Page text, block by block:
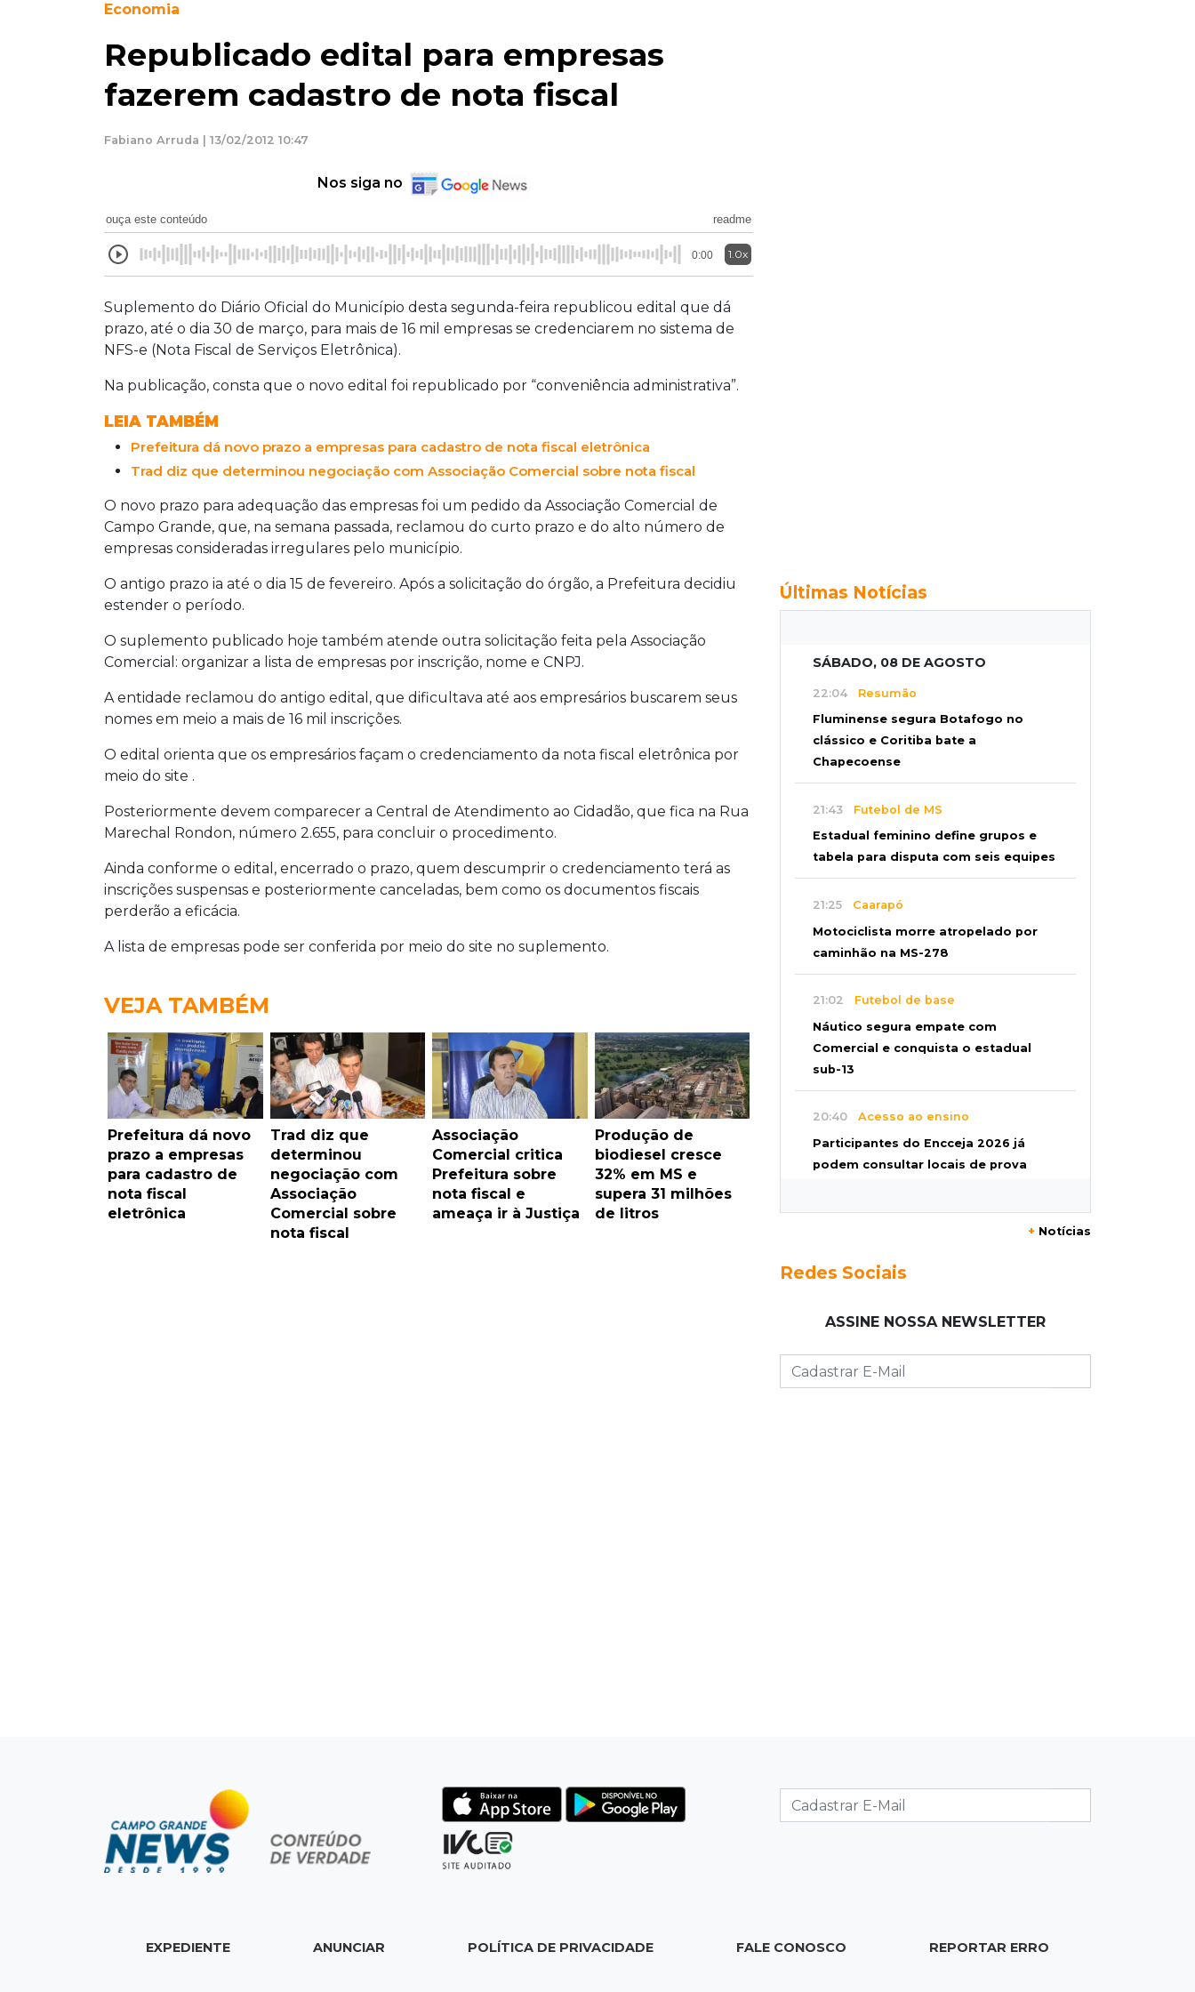
Economia
Republicado edital para empresas
fazerem cadastro de nota fiscal
Fabiano Arruda | 13/02/2012 10:47
Nos siga no
ouça este conteúdo readme
0:00 1.0x
Suplemento do Diário Oficial do Município desta segunda-feira republicou edital que dá
prazo, até o dia 30 de março, para mais de 16 mil empresas se credenciarem no sistema de
NFS-e (Nota Fiscal de Serviços Eletrônica).
Na publicação, consta que o novo edital foi republicado por “conveniência administrativa”.
LEIA TAMBÉM
Prefeitura dá novo prazo a empresas para cadastro de nota fiscal eletrônica
Trad diz que determinou negociação com Associação Comercial sobre nota fiscal
O novo prazo para adequação das empresas foi um pedido da Associação Comercial de
Campo Grande, que, na semana passada, reclamou do curto prazo e do alto número de
empresas consideradas irregulares pelo município.
O antigo prazo ia até o dia 15 de fevereiro. Após a solicitação do órgão, a Prefeitura decidiu
estender o período.
O suplemento publicado hoje também atende outra solicitação feita pela Associação
Comercial: organizar a lista de empresas por inscrição, nome e CNPJ.
A entidade reclamou do antigo edital, que dificultava até aos empresários buscarem seus
nomes em meio a mais de 16 mil inscrições.
O edital orienta que os empresários façam o credenciamento da nota fiscal eletrônica por
meio do site .
Posteriormente devem comparecer a Central de Atendimento ao Cidadão, que fica na Rua
Marechal Rondon, número 2.655, para concluir o procedimento.
Ainda conforme o edital, encerrado o prazo, quem descumprir o credenciamento terá as
inscrições suspensas e posteriormente canceladas, bem como os documentos fiscais
perderão a eficácia.
A lista de empresas pode ser conferida por meio do site no suplemento.
VEJA TAMBÉM
Prefeitura dá novo
prazo a empresas
para cadastro de
nota fiscal
eletrônica
Trad diz que
determinou
negociação com
Associação
Comercial sobre
nota fiscal
Associação
Comercial critica
Prefeitura sobre
nota fiscal e
ameaça ir à Justiça
Produção de
biodiesel cresce
32% em MS e
supera 31 milhões
de litros
Últimas Notícias
SÁBADO, 08 DE AGOSTO
22:04 Resumão
Fluminense segura Botafogo no
clássico e Coritiba bate a
Chapecoense
21:43 Futebol de MS
Estadual feminino define grupos e
tabela para disputa com seis equipes
21:25 Caarapó
Motociclista morre atropelado por
caminhão na MS-278
21:02 Futebol de base
Náutico segura empate com
Comercial e conquista o estadual
sub-13
20:40 Acesso ao ensino
Participantes do Encceja 2026 já
podem consultar locais de prova
20:29Pedro Gomes
jogo que vale acesso inédito à Série
A2
Pelezinho soma 35 gols em quatro
jogos
+ Notícias
Redes Sociais
ASSINE NOSSA NEWSLETTER
EXPEDIENTE ANUNCIAR POLÍTICA DE PRIVACIDADE FALE CONOSCO REPORTAR ERRO